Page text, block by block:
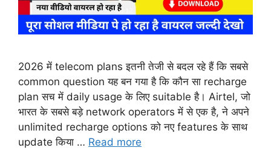
2026 में telecom plans इतनी तेजी से बदल रहे हैं कि सबसे
common question यह बन गया है कि कौन सा recharge
plan सच में daily usage के लिए suitable है। Airtel, जो
भारत के सबसे बड़े network operators में से एक है, ने अपने
unlimited recharge options को नए features के साथ
update किया … Read more